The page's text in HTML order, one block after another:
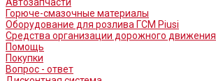
Горюче-смазочные материалы
Оборудование для розлива ГСМ Piusi
Средства организации дорожного движения
Помощь
Покупки
Вопрос - ответ